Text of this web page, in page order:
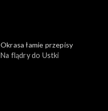
Okrasa łamie przepisy
Na flądry do Ustki